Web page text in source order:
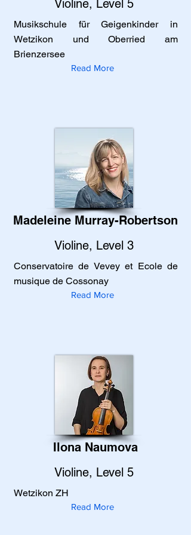
Violine, Level 5
Musikschule für Geigenkinder in
Wetzikon und Oberried am
Brienzersee
Read More
Madeleine Murray-Robertson
Violine, Level 3
Conservatoire de Vevey et Ecole de
musique de Cossonay
Read More
Ilona Naumova
Violine, Level 5
Wetzikon ZH
Read More